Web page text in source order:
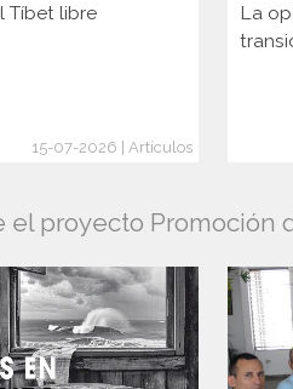
Tíbet libre
15-07-2026 | Artículos
La
el proyecto Promoción